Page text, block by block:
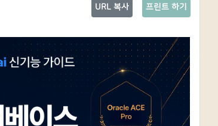
프린트 하기
URL 복사